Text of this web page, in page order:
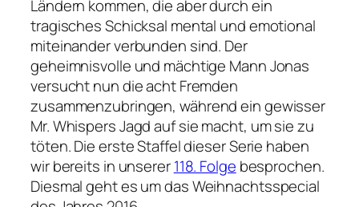
Ländern kommen, die aber durch ein
tragisches Schicksal mental und emotional
miteinander verbunden sind. Der
geheimnisvolle und mächtige Mann Jonas
versucht nun die acht Fremden
zusammenzubringen, während ein gewisser
Mr. Whispers Jagd auf sie macht, um sie zu
töten. Die erste Staffel dieser Serie haben
wir bereits in unserer118. Folge besprochen.
Diesmal geht es um das Weihnachtsspecial